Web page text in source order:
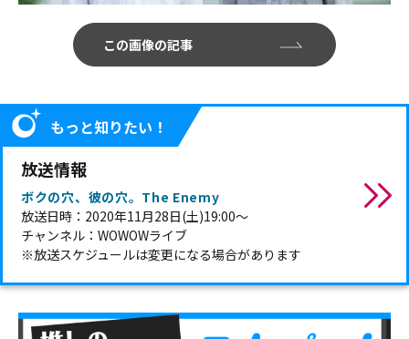
この画像の記事
もっと知りたい！
放送情報
ボクの穴、彼の穴。The Enemy
放送日時：2020年11月28日(土)19:00〜
チャンネル：WOWOWライブ
※放送スケジュールは変更になる場合があります